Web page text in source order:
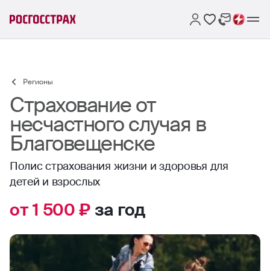
Регионы
Страхование от
несчастного случая в
Благовещенске
Полис страхования жизни и здоровья для
детей и взрослых
от 1 500 ₽за год